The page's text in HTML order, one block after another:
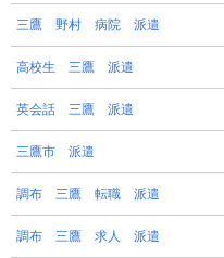
三鷹 野村 病院 派遣
高校生 三鷹 派遣
英会話 三鷹 派遣
三鷹市 派遣
調布 三鷹 転職 派遣
調布 三鷹 求人 派遣